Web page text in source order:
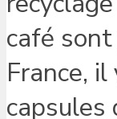
café
France,
capsules